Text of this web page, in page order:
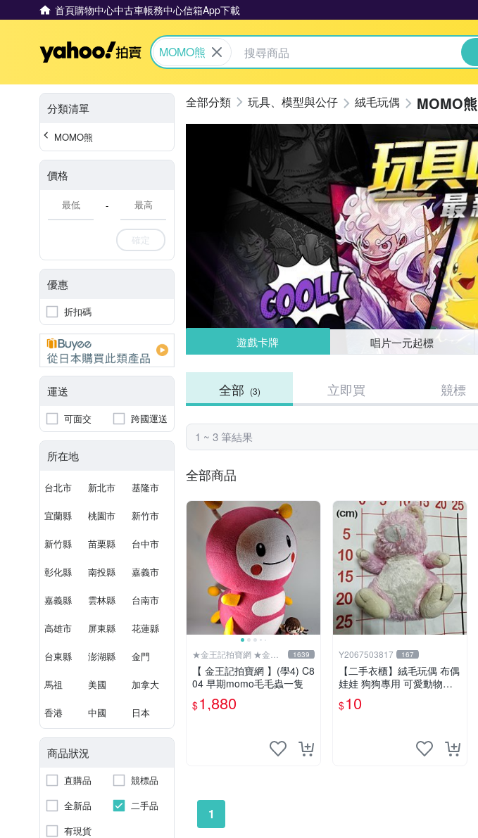
首頁購物中心中古車帳務中心信箱App下載
Yahoo拍賣
MOMO熊
分類清單
MOMO熊
價格
-
確定
優惠
折扣碼
運送
可面交 跨國運送
所在地
台北市 新北市 基隆市
宜蘭縣 桃園市 新竹市
新竹縣 苗栗縣 台中市
彰化縣 南投縣 嘉義市
嘉義縣 雲林縣 台南市
高雄市 屏東縣 花蓮縣
台東縣 澎湖縣 金門
馬祖 美國 加拿大
香港 中國 日本
商品狀況
直購品
競標品
全新品
二手品
有現貨
玩具、模型與公仔 絨毛玩偶 MOMO熊
遊戲卡牌 唱片一元起標
全部 (3) 立即買 競標
1 ~ 3 筆結果
全部商品
★金王記拍寶網 ★金王
記拍寶趣
1639
【 金王記拍寶網 】(學4) C8
04 早期momo毛毛蟲一隻
$1,880
Y2067503817 167
【二手衣櫃】絨毛玩偶 布偶
娃娃 狗狗專用 可愛動物系
列 耐咬耐磨玩具 玩偶 粉紅
熊寵物玩具 1120929
$10
1